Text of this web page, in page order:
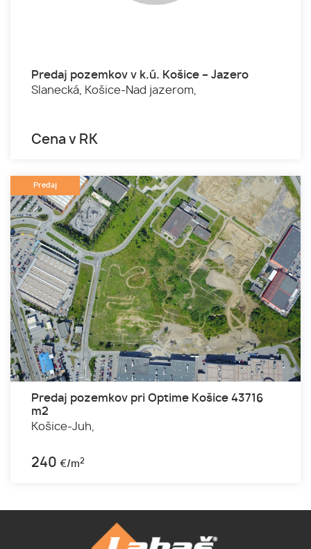
Predaj pozemkov v k.ú. Košice – Jazero
Slanecká,
Košice-Nad jazerom,
Cena v RK
Predaj
Predaj pozemkov pri Optime Košice 43716
m2
Košice-Juh,
240 €/m2